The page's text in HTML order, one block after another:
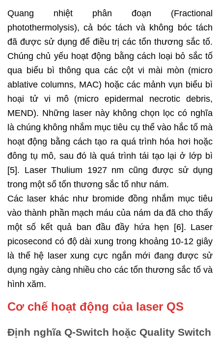
Quang nhiệt phân đoạn (Fractional
photothermolysis), cả bóc tách và không bóc tách
đã được sử dụng để điều trị các tổn thương sắc tố.
Chúng chủ yếu hoạt động bằng cách loại bỏ sắc tố
qua biểu bì thông qua các cột vi mài mòn (micro
ablative columns, MAC) hoặc các mảnh vụn biểu bì
hoại tử vi mô (micro epidermal necrotic debris,
MEND). Những laser này không chọn lọc có nghĩa
là chúng không nhắm mục tiêu cụ thể vào hắc tố mà
hoạt động bằng cách tạo ra quá trình hóa hơi hoặc
đông tụ mô, sau đó là quá trình tái tạo lại ở lớp bì
[5]. Laser Thulium 1927 nm cũng được sử dụng
trong một số tổn thương sắc tố như nám.
Các laser khác như bromide đồng nhắm mục tiêu
vào thành phần mạch máu của nám da đã cho thấy
một số kết quả ban đầu đầy hứa hẹn [6]. Laser
picosecond có độ dài xung trong khoảng 10-12 giây
là thế hệ laser xung cực ngắn mới đang được sử
dụng ngày càng nhiều cho các tổn thương sắc tố và
hình xăm.
Cơ chế hoạt động của laser QS
Định nghĩa Q-Switch hoặc Quality Switch